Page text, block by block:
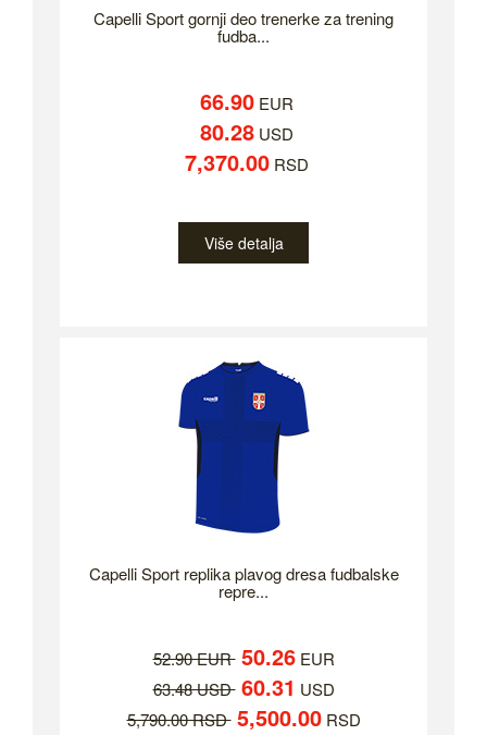
Capelli Sport gornji deo trenerke za trening
fudba...
66.90EUR
80.28USD
7,370.00RSD
Više detalja
Capelli Sport replika plavog dresa fudbalske
repre...
52.90 EUR 50.26EUR
63.48 USD 60.31 USD
5,790.00 RSD 5,500.00RSD